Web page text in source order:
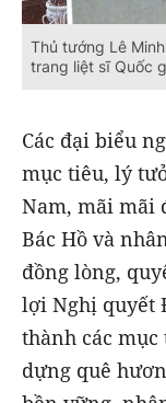
Thủ tướng Lê
trang liệt sĩ Quốc
Các đại biểu
mục tiêu, lý
Nam, mãi mãi
Bác Hồ và
đồng lòng,
lợi Nghị quyết
thành các
dựng quê